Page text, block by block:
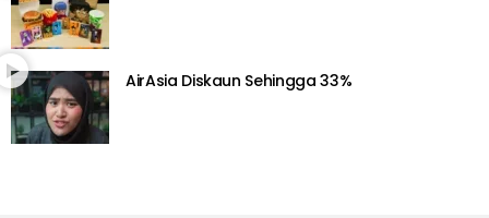
AirAsia Diskaun Sehingga 33%